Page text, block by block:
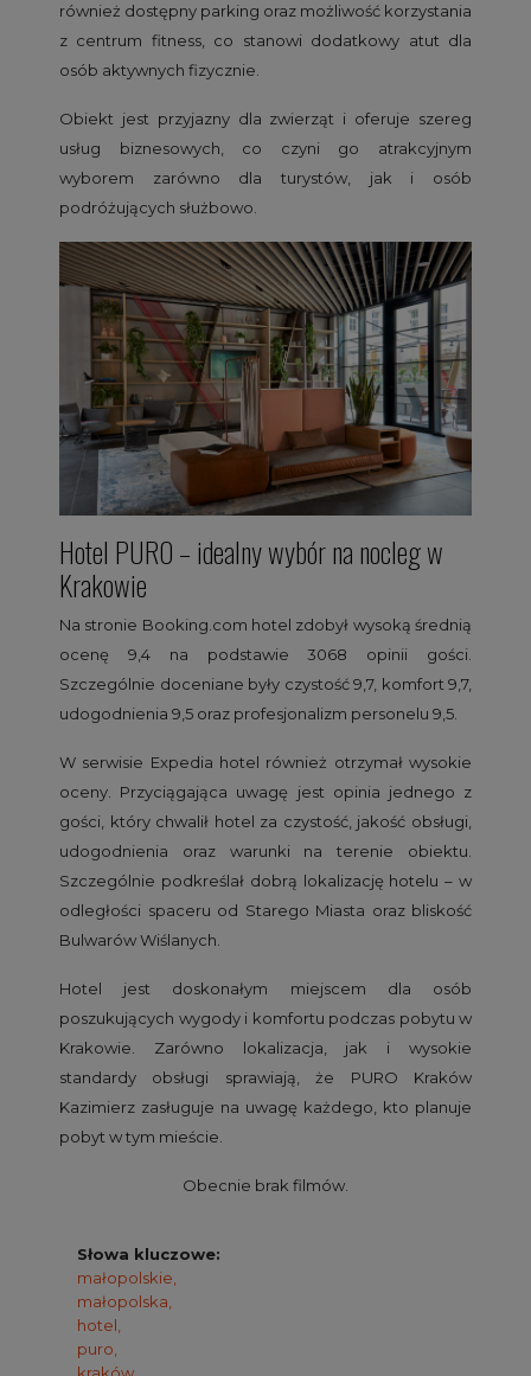
również dostępny parking oraz możliwość korzystania
z centrum fitness, co stanowi dodatkowy atut dla
osób aktywnych fizycznie.
Obiekt jest przyjazny dla zwierząt i oferuje szereg
usług biznesowych, co czyni go atrakcyjnym
wyborem zarówno dla turystów, jak i osób
podróżujących służbowo.
Hotel PURO – idealny wybór na nocleg w
Krakowie
Na stronie Booking.com hotel zdobył wysoką średnią
ocenę 9,4 na podstawie 3068 opinii gości.
Szczególnie doceniane były czystość 9,7, komfort 9,7,
udogodnienia 9,5 oraz profesjonalizm personelu 9,5.
W serwisie Expedia hotel również otrzymał wysokie
oceny. Przyciągająca uwagę jest opinia jednego z
gości, który chwalił hotel za czystość, jakość obsługi,
udogodnienia oraz warunki na terenie obiektu.
Szczególnie podkreślał dobrą lokalizację hotelu – w
odległości spaceru od Starego Miasta oraz bliskość
Bulwarów Wiślanych.
Hotel jest doskonałym miejscem dla osób
poszukujących wygody i komfortu podczas pobytu w
Krakowie. Zarówno lokalizacja, jak i wysokie
standardy obsługi sprawiają, że PURO Kraków
Kazimierz zasługuje na uwagę każdego, kto planuje
pobyt w tym mieście.
Obecnie brak filmów.
Słowa kluczowe:
małopolskie,
małopolska,
hotel,
puro,